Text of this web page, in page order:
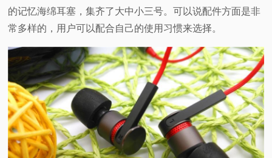
的记忆海绵耳塞，集齐了大中小三号。可以说配件方面是非
常多样的，用户可以配合自己的使用习惯来选择。